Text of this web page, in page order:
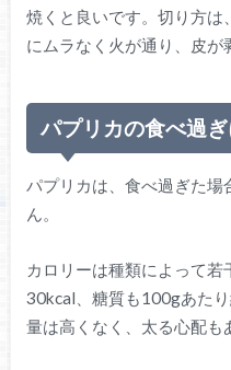
焼くと良いです。切り方は
にムラなく火が通り、皮が
パプリカの食べ過
パプリカは、食べ過ぎた場
ん。
カロリーは種類によって
30kcal、糖質も100gあた
量は高くなく、太る心配も